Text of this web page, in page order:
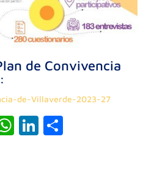
de Convivencia
de-Villaverde-2023-27
W Li C